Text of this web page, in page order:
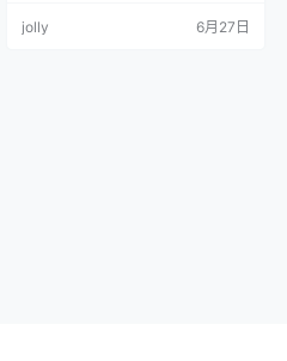
源的 PhoneBuddy，偏不按这个剧
jolly 6月27日